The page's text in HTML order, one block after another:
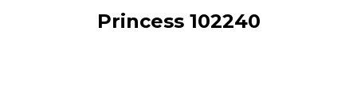
Princess 102240